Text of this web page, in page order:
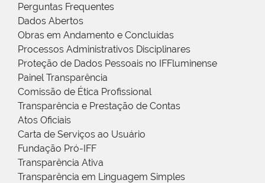
Perguntas Frequentes
Dados Abertos
Obras em Andamento e Concluídas
Processos Administrativos Disciplinares
Proteção de Dados Pessoais no IFFluminense
Painel Transparência
Comissão de Ética Profissional
Transparência e Prestação de Contas
Atos Oficiais
Carta de Serviços ao Usuário
Fundação Pró-IFF
Transparência Ativa
Transparência em Linguagem Simples